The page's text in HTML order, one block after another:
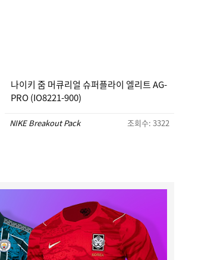
나이키 줌 머큐리얼 슈퍼플라이 엘리트 AG-
PRO (IO8221-900)
NIKE Breakout Pack 조회수: 3322